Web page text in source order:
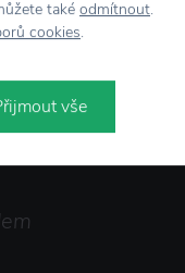
také odmítnout.
cookies.
vše